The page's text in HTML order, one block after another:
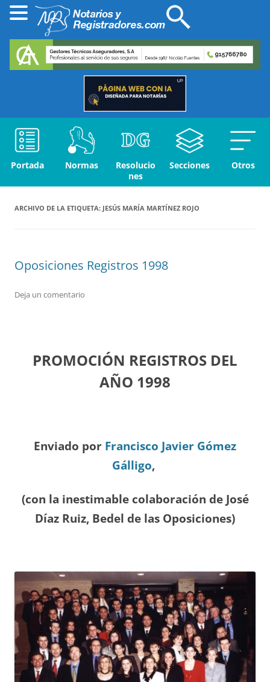
Portada Normas
Resolucio
nes
Secciones Otros
ARCHIVO DE LA ETIQUETA: JESÚS MARÍA MARTÍNEZ ROJO
Oposiciones Registros 1998
Deja un comentario
PROMOCIÓN REGISTROS DEL
AÑO 1998
Enviado por Francisco Javier Gómez
Gálligo,
(con la inestimable colaboración de José
Díaz Ruiz, Bedel de las Oposiciones)